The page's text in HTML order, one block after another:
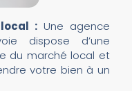
:Une agence
dispose d’une
du marché local et
votre bien à un